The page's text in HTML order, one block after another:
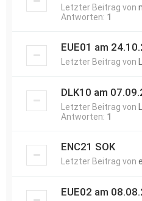
Letzter Beitrag von
Antworten: 1
EUE01 am
Letzter Beitrag von
DLK10 am
Letzter Beitrag von
Antworten: 1
ENC21 SOK
Letzter Beitrag von
EUE02 am